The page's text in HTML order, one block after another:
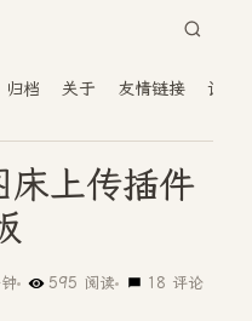
归档 关于 友情链接 读者
上传插件
595 阅读 18 评论